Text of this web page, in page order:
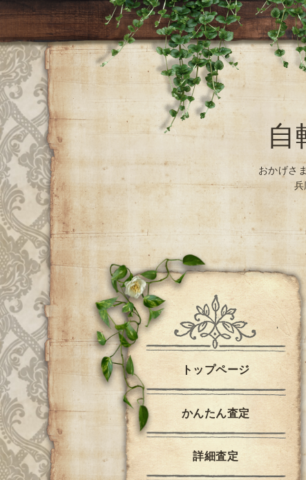
おかげさ
兵
トップページ
かんたん査定
詳細査定